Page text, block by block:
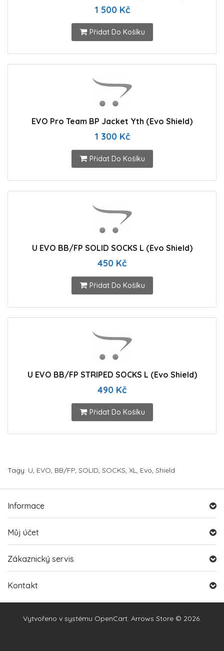
1 500 Kč
Přidat Do Košíku
EVO Pro Team BP Jacket Yth (Evo Shield)
1 300 Kč
Přidat Do Košíku
U EVO BB/FP SOLID SOCKS L (Evo Shield)
450 Kč
Přidat Do Košíku
U EVO BB/FP STRIPED SOCKS L (Evo Shield)
490 Kč
Přidat Do Košíku
Tagy: U, EVO, BB/FP, SOLID, SOCKS, XL, Evo, Shield
Informace
Můj účet
Zákaznický servis
Kontakt
Vytvořeno v systému OpenCart. Arrows Store © 2026.